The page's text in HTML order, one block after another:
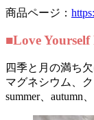
商品ページ：
■Love Yourself
四季と月の満ち
マグネシウム、
summer、autumn